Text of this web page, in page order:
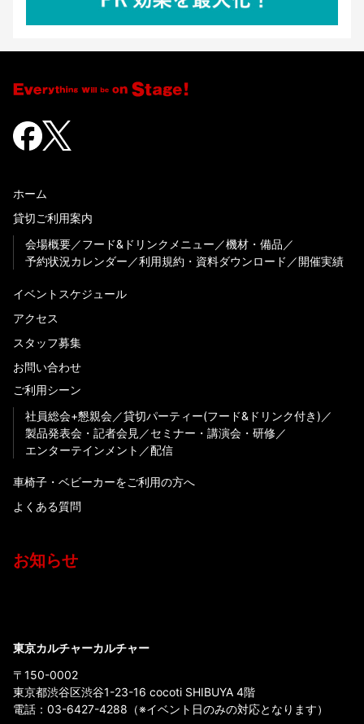
ホーム
貸切ご利用案内
会場概要
フード&ドリンクメニュー
機材・備品
予約状況カレンダー
利用規約・資料ダウンロード 開催実績
イベントスケジュール
アクセス
スタッフ募集
お問い合わせ
ご利用シーン
社員総会+懇親会
貸切パーティー(フード&ドリンク付き)
製品発表会・記者会見
セミナー・講演会・研修
エンターテインメント
配信
車椅子・ベビーカーをご利用の方へ
よくある質問
お知らせ
東京カルチャーカルチャー
〒150-0002
東京都渋谷区渋谷1-23-16 cocoti SHIBUYA 4階
電話： 03-6427-4288 （※イベント日のみの対応となります）